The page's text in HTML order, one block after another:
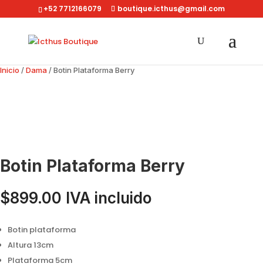
+52 7712166079 boutique.icthus@gmail.com
Inicio /Dama / Botin Plataforma Berry
Botin Plataforma Berry
$899.00 IVA incluido
Botin plataforma
Altura 13cm
Plataforma 5cm